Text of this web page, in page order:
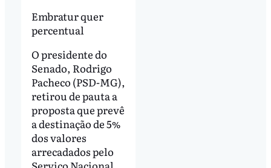
Embratur quer
percentual
O presidente do
Senado, Rodrigo
Pacheco (PSD-MG),
retirou de pauta a
proposta que prevê
a destinação de 5%
dos valores
arrecadados pelo